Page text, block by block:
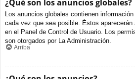
¿Qué son los anuncios globales?
Los anuncios globales contienen
cada vez que sea posible. Éstos
en el Panel de Control de Usuario. Los
son otorgados por La Administración.
Arriba